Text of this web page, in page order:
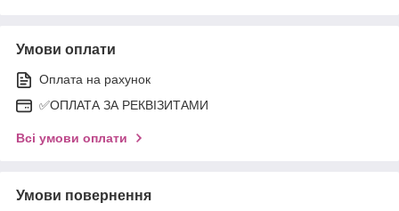
Умови оплати
Оплата на рахунок
✅ОПЛАТА ЗА РЕКВІЗИТАМИ
Всі умови оплати
Умови повернення